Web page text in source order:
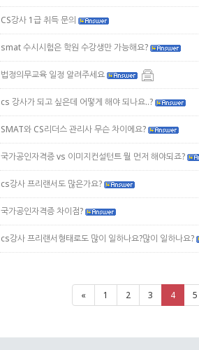
CS강사 1급 취득 문의
smat 수시시험은 학원 수강생만 가능해요?
법정의무교육 일정 알려주세요
cs 강사가 되고 싶은데 어떻게 해야 되나요..?
SMAT와 CS리더스 관리사 무슨 차이에요?
국가공인자격증 vs 이미지컨설턴트 뭘 먼저 해야되죠?
cs강사 프리랜서도 많은가요?
국가공인자격증 차이점?
cs강사 프리랜서형태로도 많이 일하나요?많이 일하나요?
« 1 2 3 4 5